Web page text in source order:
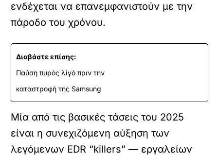
ενδέχεται να επανεμφανιστούν με την
πάροδο του χρόνου.
Διαβάστε επίσης:
Παύση πυρός λίγό πριν την
καταστροφή της Samsung
Μία από τις βασικές τάσεις του 2025
είναι η συνεχιζόμενη αύξηση των
λεγόμενων EDR “killers” — εργαλείων